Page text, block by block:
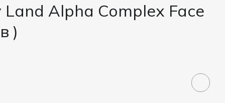
Alpha Complex Face
)